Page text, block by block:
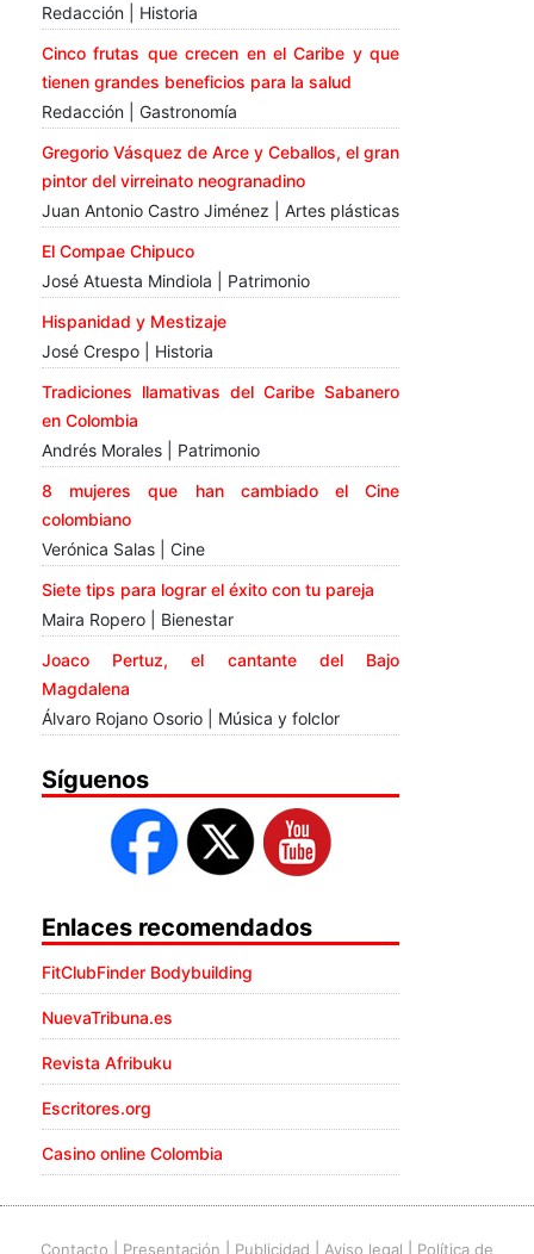
Redacción | Historia
Cinco frutas que crecen en el Caribe y que
tienen grandes beneficios para la salud
Redacción | Gastronomía
Gregorio Vásquez de Arce y Ceballos, el gran
pintor del virreinato neogranadino
Juan Antonio Castro Jiménez | Artes plásticas
El Compae Chipuco
José Atuesta Mindiola | Patrimonio
Hispanidad y Mestizaje
José Crespo | Historia
Tradiciones llamativas del Caribe Sabanero
en Colombia
Andrés Morales | Patrimonio
8 mujeres que han cambiado el Cine
colombiano
Verónica Salas | Cine
Siete tips para lograr el éxito con tu pareja
Maira Ropero | Bienestar
Joaco Pertuz, el cantante del Bajo
Magdalena
Álvaro Rojano Osorio | Música y folclor
Síguenos
Enlaces recomendados
FitClubFinder Bodybuilding
NuevaTribuna.es
Revista Afribuku
Escritores.org
Casino online Colombia
Contacto Presentación Publicidad Aviso legal Política de